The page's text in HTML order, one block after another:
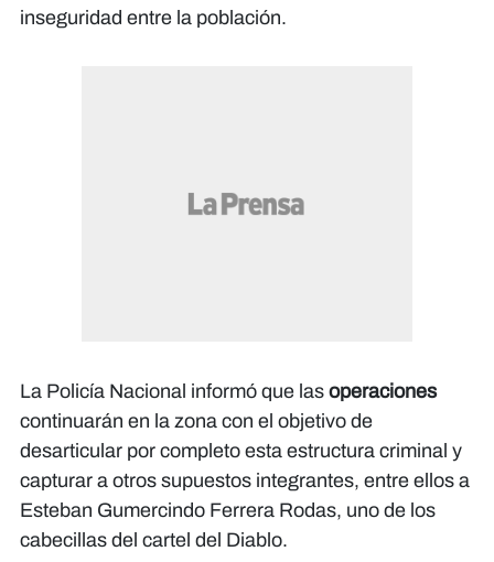
inseguridad entre la población.
La Policía Nacional informó que las operaciones
continuarán en la zona con el objetivo de
desarticular por completo esta estructura criminal y
capturar a otros supuestos integrantes, entre ellos a
Esteban Gumercindo Ferrera Rodas, uno de los
cabecillas del cartel del Diablo.